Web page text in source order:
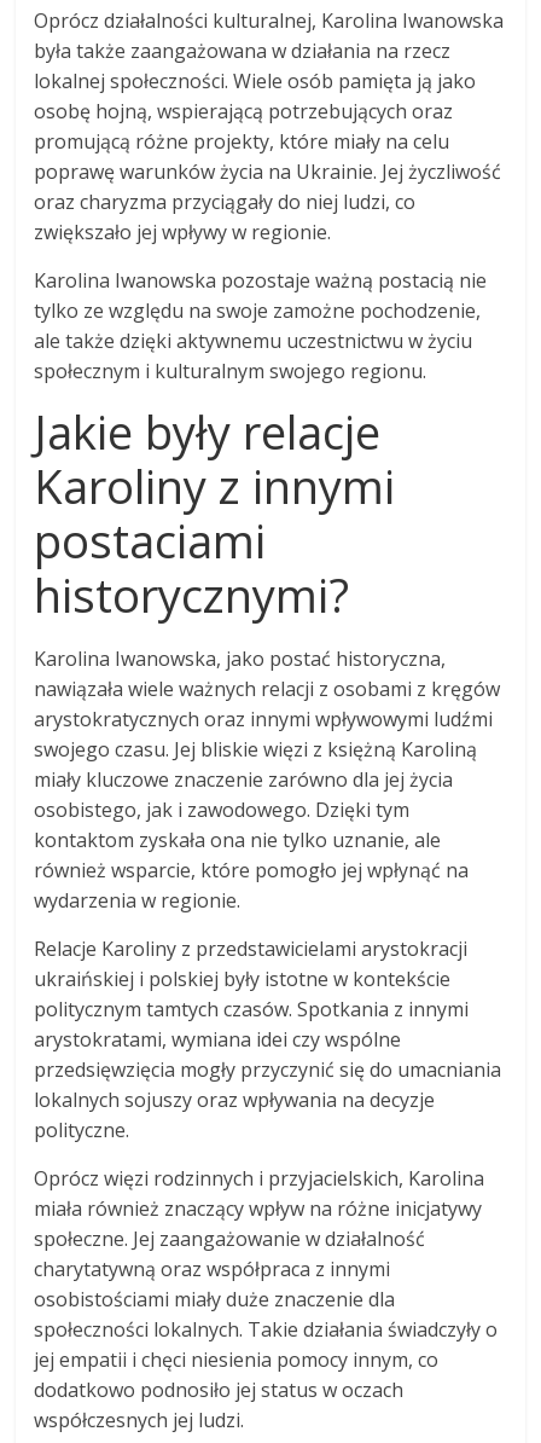
Oprócz działalności kulturalnej, Karolina Iwanowska
była także zaangażowana w działania na rzecz
lokalnej społeczności. Wiele osób pamięta ją jako
osobę hojną, wspierającą potrzebujących oraz
promującą różne projekty, które miały na celu
poprawę warunków życia na Ukrainie. Jej życzliwość
oraz charyzma przyciągały do niej ludzi, co
zwiększało jej wpływy w regionie.
Karolina Iwanowska pozostaje ważną postacią nie
tylko ze względu na swoje zamożne pochodzenie,
ale także dzięki aktywnemu uczestnictwu w życiu
społecznym i kulturalnym swojego regionu.
Jakie były relacje
Karoliny z innymi
postaciami
historycznymi?
Karolina Iwanowska, jako postać historyczna,
nawiązała wiele ważnych relacji z osobami z kręgów
arystokratycznych oraz innymi wpływowymi ludźmi
swojego czasu. Jej bliskie więzi z księżną Karoliną
miały kluczowe znaczenie zarówno dla jej życia
osobistego, jak i zawodowego. Dzięki tym
kontaktom zyskała ona nie tylko uznanie, ale
również wsparcie, które pomogło jej wpłynąć na
wydarzenia w regionie.
Relacje Karoliny z przedstawicielami arystokracji
ukraińskiej i polskiej były istotne w kontekście
politycznym tamtych czasów. Spotkania z innymi
arystokratami, wymiana idei czy wspólne
przedsięwzięcia mogły przyczynić się do umacniania
lokalnych sojuszy oraz wpływania na decyzje
polityczne.
Oprócz więzi rodzinnych i przyjacielskich, Karolina
miała również znaczący wpływ na różne inicjatywy
społeczne. Jej zaangażowanie w działalność
charytatywną oraz współpraca z innymi
osobistościami miały duże znaczenie dla
społeczności lokalnych. Takie działania świadczyły o
jej empatii i chęci niesienia pomocy innym, co
dodatkowo podnosiło jej status w oczach
współczesnych jej ludzi.